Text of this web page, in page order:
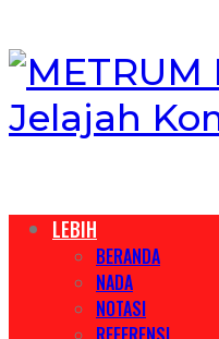
Jelajah
LEBIH
BERANDA
NADA
NOTASI